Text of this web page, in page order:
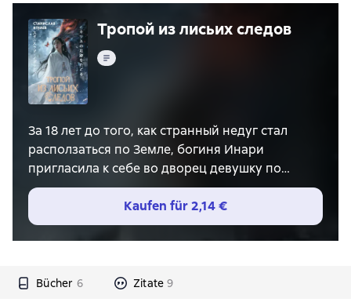
Тропой из лисьих следов
Text
За 18 лет до того, как странный недуг стал
расползаться по Земле, богиня Инари
пригласила к себе во дворец девушку по
имени Нонека. Одарила своей благодатью и
обликом кицунэ, а затем вернула её в родной
мир, ничего не объяснив.
встрече, завела семью и зажила, как обычная
Kaufen für2,14 €
Bücher 6 Zitate 9